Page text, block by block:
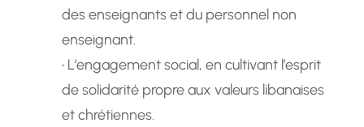
des enseignants et du personnel non
enseignant.
• L’engagement social, en cultivant l’esprit
de solidarité propre aux valeurs libanaises
et chrétiennes.